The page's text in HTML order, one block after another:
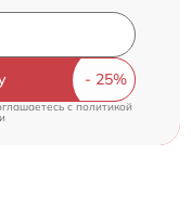
cполитикой